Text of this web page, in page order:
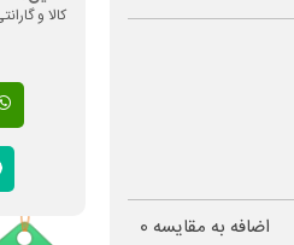
اضافه به مقایسه 0
کالا و